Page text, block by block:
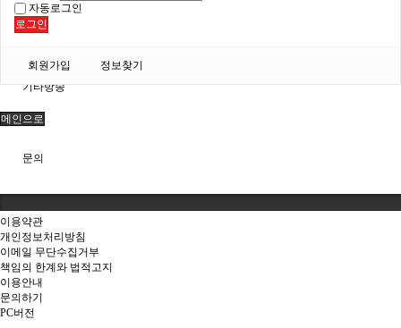
기프티콘
기타방송
문의
자동로그인
로그인
회원가입 정보찾기
메인으로
이용약관
개인정보처리방침
이메일 무단수집거부
책임의 한계와 법적고지
이용안내
문의하기
PC버전